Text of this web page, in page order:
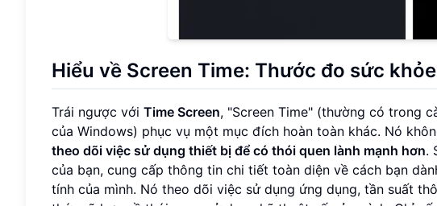
Hiểu về Screen Time: Thước đo sức
Trái ngược với Time Screen, "Screen Time" (thường có trong
của Windows) phục vụ một mục đích hoàn toàn khác. Nó
theo dõi việc sử dụng thiết bị để có thói quen lành mạnh hơn.
của bạn, cung cấp thông tin chi tiết toàn diện về cách bạn
tính của mình. Nó theo dõi việc sử dụng ứng dụng, tần suất